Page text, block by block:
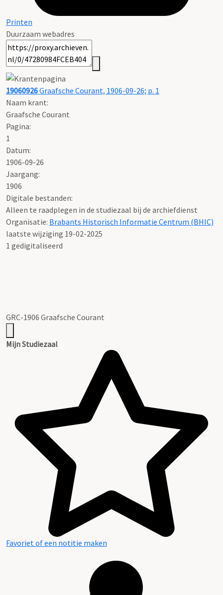
Printen
Duurzaam webadres
19060926Graafsche Courant, 1906-09-26; p. 1
Naam krant:
Graafsche Courant
Pagina:
1
Datum:
1906-09-26
Jaargang:
1906
Digitale bestanden:
Alleen te raadplegen in de studiezaal bij de archiefdienst
Organisatie: Brabants Historisch Informatie Centrum (BHIC)
laatste wijziging 19-02-2025
1 gedigitaliseerd
GRC-1906 Graafsche Courant
Mijn Studiezaal
Favoriet of een notitie maken